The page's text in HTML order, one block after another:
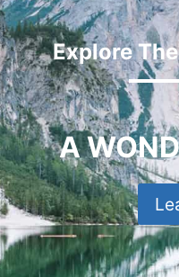
Explore
A